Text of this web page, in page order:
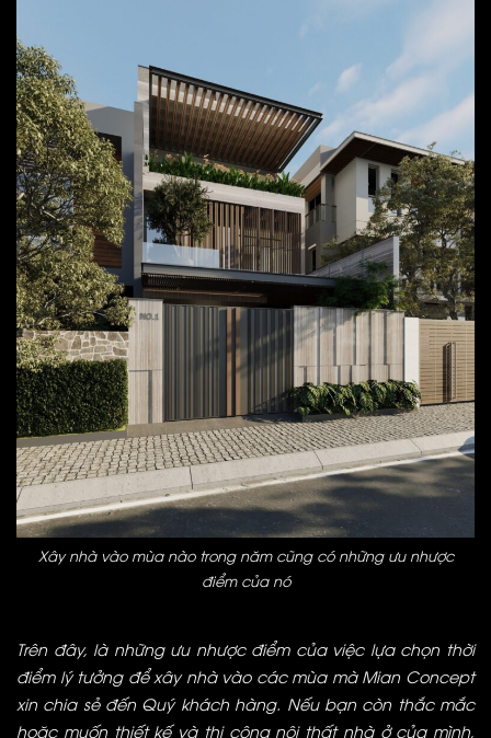
Xây nhà vào mùa nào trong năm cũng có những ưu nhược
điểm của nó
Trên đây, là những ưu nhược điểm của việc lựa chọn thời
điểm lý tưởng để xây nhà vào các mùa mà Mian Concept
xin chia sẻ đến Quý khách hàng. Nếu bạn còn thắc mắc
hoặc muốn thiết kế và thi công nội thất nhà ở của mình,